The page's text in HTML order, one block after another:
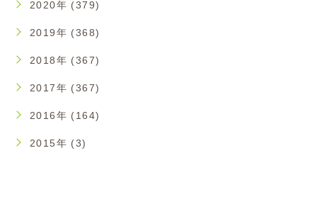
2020年 (379)
2019年 (368)
2018年 (367)
2017年 (367)
2016年 (164)
2015年 (3)